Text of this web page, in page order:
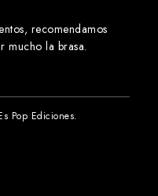
recomendamos
mucho la brasa.
Pop Ediciones.